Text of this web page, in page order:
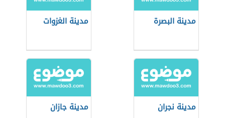
مدينة البصرة مدينة الغزوات
مدينة نجران مدينة جازان